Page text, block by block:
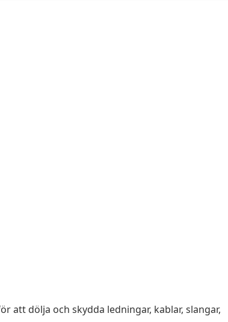
att dölja och skydda ledningar, kablar, slangar,